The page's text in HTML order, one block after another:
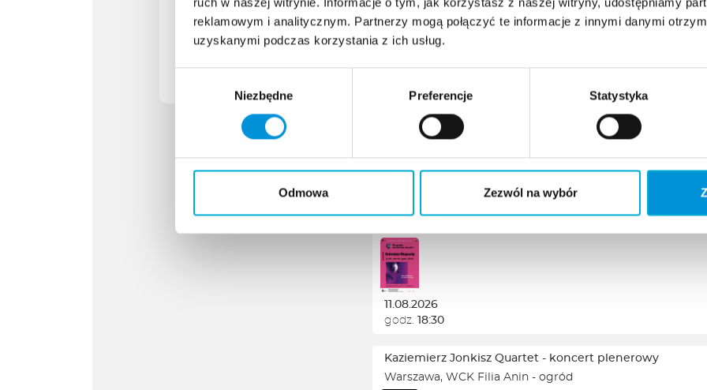
reklamowym i analitycznym. Partnerzy mogą połączyć te informacje z innymi danymi
uzyskanymi podczas korzystania z ich usług.
Niezbędne Preferencje Statystyka
Odmowa Zezwól na wybór